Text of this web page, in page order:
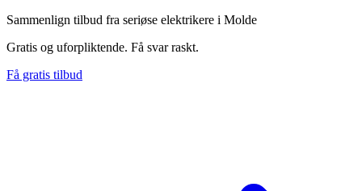
Sammenlign tilbud fra seriøse elektrikere i Molde
Gratis og uforpliktende. Få svar raskt.
Få gratis tilbud